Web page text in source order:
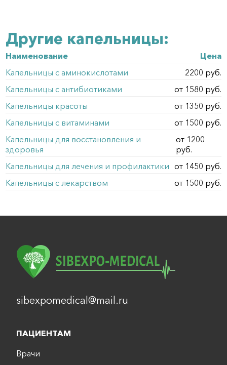
Другие капельницы:
Наименование
Цена
Капельницы с аминокислотами
2200 руб.
Капельницы с антибиотиками
от 1580 руб.
Капельницы красоты
от 1350 руб.
Капельницы с витаминами
от 1500 руб.
Капельницы для восстановления и
здоровья
от 1200
руб.
Капельницы для лечения и профилактики от 1450 руб.
Капельницы с лекарством
от 1500 руб.
sibexpomedical@mail.ru
ПАЦИЕНТАМ
Врачи